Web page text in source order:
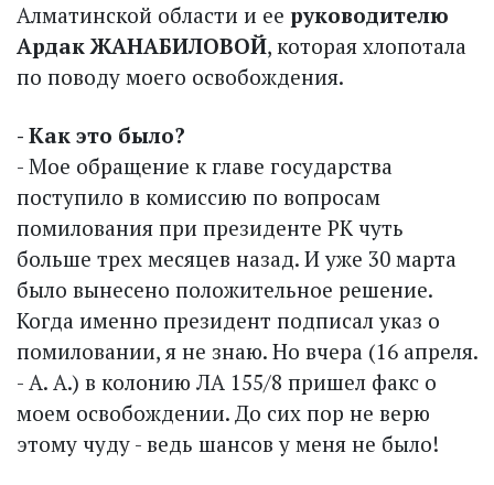
Алматинской области и ее руководителю
Ардак ЖАНАБИЛОВОЙ, которая хлопотала
по поводу моего освобождения.
- Как это было?
- Мое обращение к главе государства
поступило в комиссию по вопросам
помилования при президенте РК чуть
больше трех месяцев назад. И уже 30 марта
было вынесено положительное решение.
Когда именно президент подписал указ о
помиловании, я не знаю. Но вчера (16 апреля.
- А. А.) в колонию ЛА 155/8 пришел факс о
моем освобождении. До сих пор не верю
этому чуду - ведь шансов у меня не было!